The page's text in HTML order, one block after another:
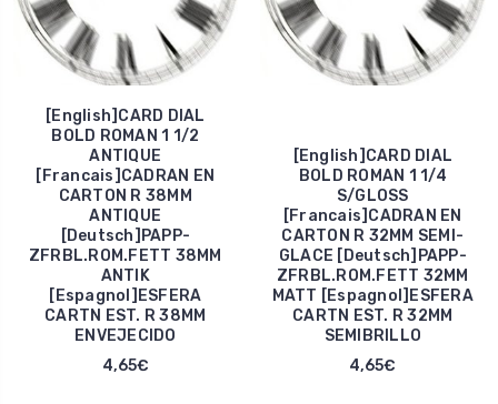
[English]CARD DIAL
BOLD ROMAN 1 1/2
ANTIQUE
[Francais]CADRAN EN
CARTON R 38MM
ANTIQUE
[Deutsch]PAPP-
ZFRBL.ROM.FETT 38MM
ANTIK
[Espagnol]ESFERA
CARTN EST. R 38MM
ENVEJECIDO
4,65€
[English]CARD DIAL
BOLD ROMAN 1 1/4
S/GLOSS
[Francais]CADRAN EN
CARTON R 32MM SEMI-
GLACE [Deutsch]PAPP-
ZFRBL.ROM.FETT 32MM
MATT [Espagnol]ESFERA
CARTN EST. R 32MM
SEMIBRILLO
4,65€